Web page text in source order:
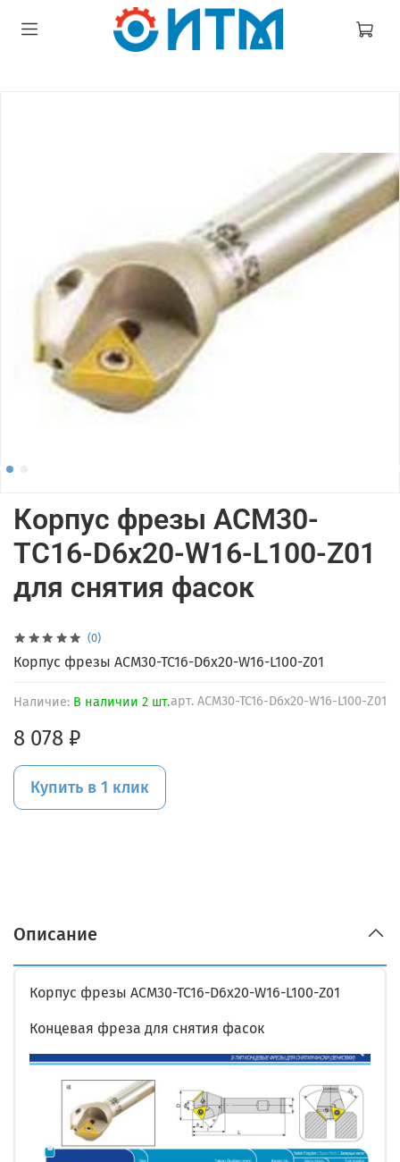
(0)
арт. ACM30-TC16-D6x20-W16-L100-Z01
Наличие: В наличии 2 шт.
Корпус фрезы ACM30-
TC16-D6x20-W16-L100-Z01
для снятия фасок
8 078 ₽
Купить в 1 клик
Корпус фрезы ACM30-TC16-D6x20-W16-L100-Z01
Описание
Корпус фрезы ACM30-TC16-D6x20-W16-L100-Z01
Концевая фреза для снятия фасок